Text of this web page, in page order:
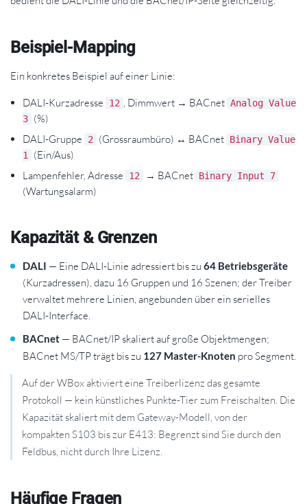
Beispiel-Mapping
Ein konkretes Beispiel auf einer Linie:
DALI-Kurzadresse 12 , Dimmwert → BACnet Analog Value
3 (%)
DALI-Gruppe
2 (Grossraumbüro) ↔ BACnet Binary Value
1
(Ein/Aus)
Lampenfehler, Adresse
12 → BACnet Binary Input 7
(Wartungsalarm)
Kapazität & Grenzen
DALI — Eine DALI-Linie adressiert bis zu 64 Betriebsgeräte
(Kurzadressen), dazu 16 Gruppen und 16 Szenen; der Treiber
verwaltet mehrere Linien, angebunden über ein serielles
DALI-Interface.
BACnet — BACnet/IP skaliert auf große Objektmengen;
BACnet MS/TP trägt bis zu 127 Master-Knoten pro Segment.
Auf der WBox aktiviert eine Treiberlizenz das gesamte
Protokoll — kein künstliches Punkte-Tier zum Freischalten. Die
Kapazität skaliert mit dem Gateway-Modell, von der
kompakten S103 bis zur E413: Begrenzt sind Sie durch den
Feldbus, nicht durch Ihre Lizenz.
Häufige Fragen